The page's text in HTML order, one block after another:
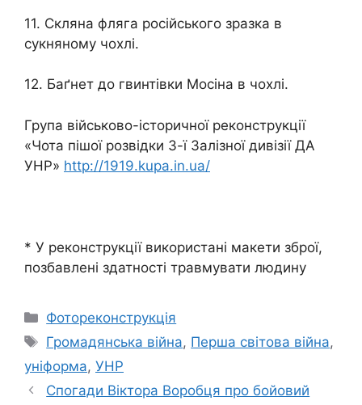
11. Скляна фляга російського зразка в
сукняному чохлі.
12. Баґнет до гвинтівки Мосіна в чохлі.
Група військово-історичної реконструкції
«Чота пішої розвідки 3-ї Залізної дивізії ДА
УНР» http://1919.kupa.in.ua/
* У реконструкції використані макети зброї,
позбавлені здатності травмувати людину
Категорії
Фотореконструкція
Позначки
Громадянська війна, Перша світова війна,
уніформа, УНР
Спогади Віктора Воробця про бойовий